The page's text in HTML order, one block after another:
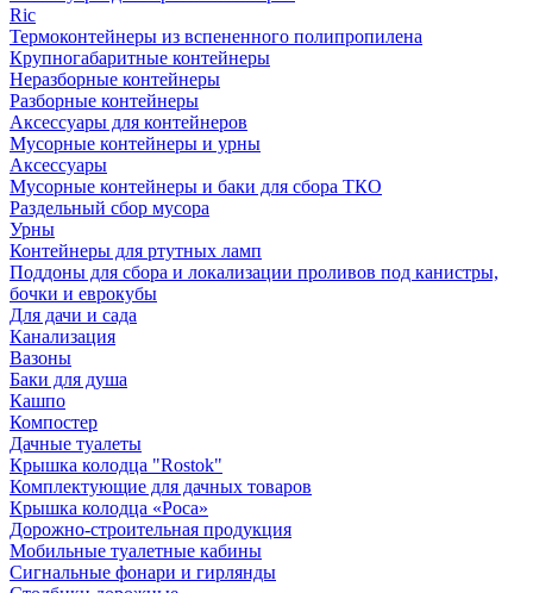
Ric
Термоконтейнеры из вспененного полипропилена
Крупногабаритные контейнеры
Неразборные контейнеры
Разборные контейнеры
Аксессуары для контейнеров
Мусорные контейнеры и урны
Аксессуары
Мусорные контейнеры и баки для сбора ТКО
Раздельный сбор мусора
Урны
Контейнеры для ртутных ламп
Поддоны для сбора и локализации проливов под канистры,
бочки и еврокубы
Для дачи и сада
Канализация
Вазоны
Баки для душа
Кашпо
Компостер
Дачные туалеты
Крышка колодца "Rostok"
Комплектующие для дачных товаров
Крышка колодца «Роса»
Дорожно-строительная продукция
Мобильные туалетные кабины
Сигнальные фонари и гирлянды